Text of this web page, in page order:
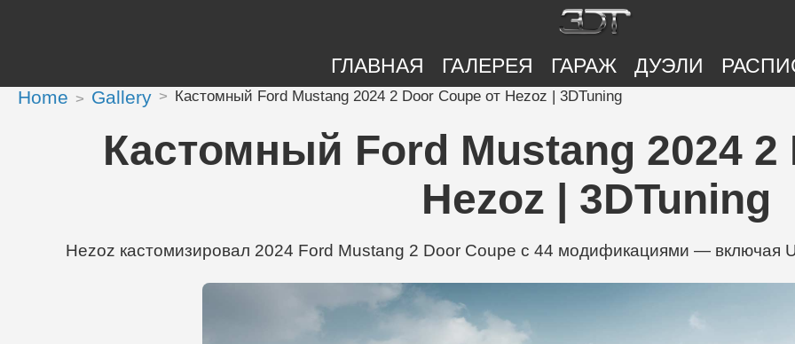
ГЛАВНАЯ ГАЛЕРЕЯ ГАРАЖ ДУЭЛИ
Home Gallery Кастомный Ford Mustang 2024 2 Door Coupe от Hezoz | 3DTuning
Кастомный Ford Mustang 2024 2
Hezoz | 3DTuning
Hezoz кастомизировал 2024 Ford Mustang 2 Door Coupe с 44 модификациями — включая